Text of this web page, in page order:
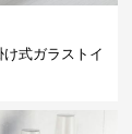
け式ガラストイ